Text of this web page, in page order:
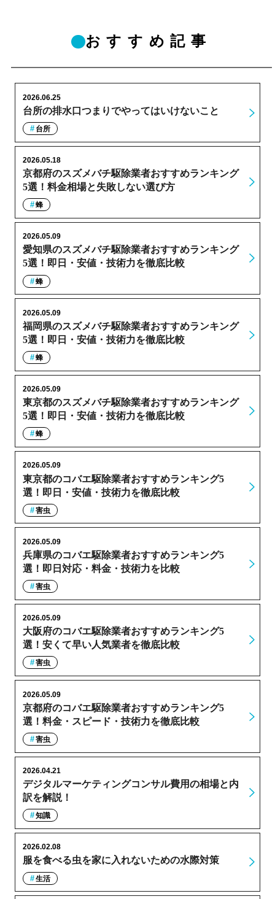
おすすめ記事
台所の排水口つまりでやってはいけないこと
2026.06.25
台所
京都府のスズメバチ駆除業者おすすめランキング
5選！料金相場と失敗しない選び方
2026.05.18
蜂
愛知県のスズメバチ駆除業者おすすめランキング
5選！即日・安値・技術力を徹底比較
2026.05.09
蜂
福岡県のスズメバチ駆除業者おすすめランキング
5選！即日・安値・技術力を徹底比較
2026.05.09
蜂
東京都のスズメバチ駆除業者おすすめランキング
5選！即日・安値・技術力を徹底比較
2026.05.09
蜂
東京都のコバエ駆除業者おすすめランキング5
選！即日・安値・技術力を徹底比較
2026.05.09
害虫
兵庫県のコバエ駆除業者おすすめランキング5
選！即日対応・料金・技術力を比較
2026.05.09
害虫
大阪府のコバエ駆除業者おすすめランキング5
選！安くて早い人気業者を徹底比較
2026.05.09
害虫
京都府のコバエ駆除業者おすすめランキング5
選！料金・スピード・技術力を徹底比較
2026.05.09
害虫
デジタルマーケティングコンサル費用の相場と内
訳を解説！
2026.04.21
知識
服を食べる虫を家に入れないための水際対策
2026.02.08
生活